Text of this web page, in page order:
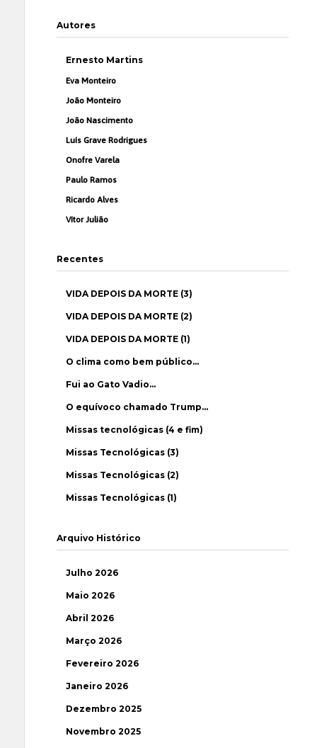
Autores
Ernesto Martins
Eva Monteiro
João Monteiro
João Nascimento
Luís Grave Rodrigues
Onofre Varela
Paulo Ramos
Ricardo Alves
Vítor Julião
Recentes
VIDA DEPOIS DA MORTE (3)
VIDA DEPOIS DA MORTE (2)
VIDA DEPOIS DA MORTE (1)
O clima como bem público…
Fui ao Gato Vadio…
O equívoco chamado Trump…
Missas tecnológicas (4 e fim)
Missas Tecnológicas (3)
Missas Tecnológicas (2)
Missas Tecnológicas (1)
Arquivo Histórico
Julho 2026
Maio 2026
Abril 2026
Março 2026
Fevereiro 2026
Janeiro 2026
Dezembro 2025
Novembro 2025